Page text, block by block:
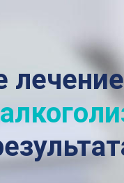
лечение